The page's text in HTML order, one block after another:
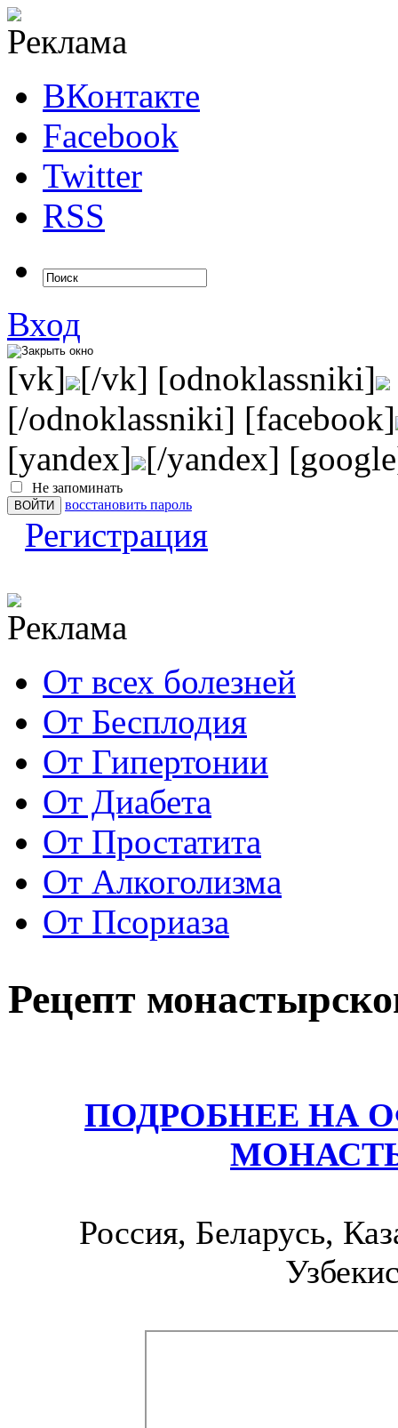
ВКонтакте
Facebook
Twitter
RSS
Вход
[vk] [/vk] [odnoklassniki]
[/odnoklassniki] [facebook]
[yandex] [/yandex]
Не запоминать
восстановить пароль
Регистрация
От всех болезней
От Бесплодия
От Гипертонии
От Диабета
От Простатита
От Алкоголизма
От Псориаза
Рецепт
ПОДРОБНЕЕ НА
Россия, Беларусь,